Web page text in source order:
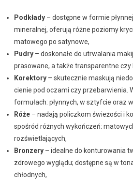
Podkłady– dostępne w formie
mineralnej, oferują różne poziomy
matowego po satynowe,
Pudry– doskonałe do utrwalania
prasowane, a także transparentne czy
Korektory– skutecznie maskują
cienie pod oczami czy przebarwienia.
formułach: płynnych, w sztyfcie oraz
Róże– nadają policzkom świeżości i
spośród różnych wykończeń:
rozświetlających,
Bronzery– idealne do konturowania
zdrowego wyglądu; dostępne są w
chłodnych,